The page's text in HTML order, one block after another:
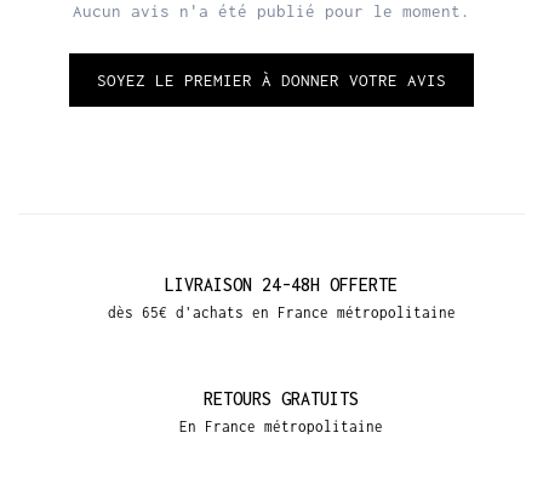
Aucun avis n'a été publié pour le moment.
SOYEZ LE PREMIER À DONNER VOTRE AVIS
LIVRAISON 24-48H OFFERTE
dès 65€ d'achats en France métropolitaine
RETOURS GRATUITS
En France métropolitaine